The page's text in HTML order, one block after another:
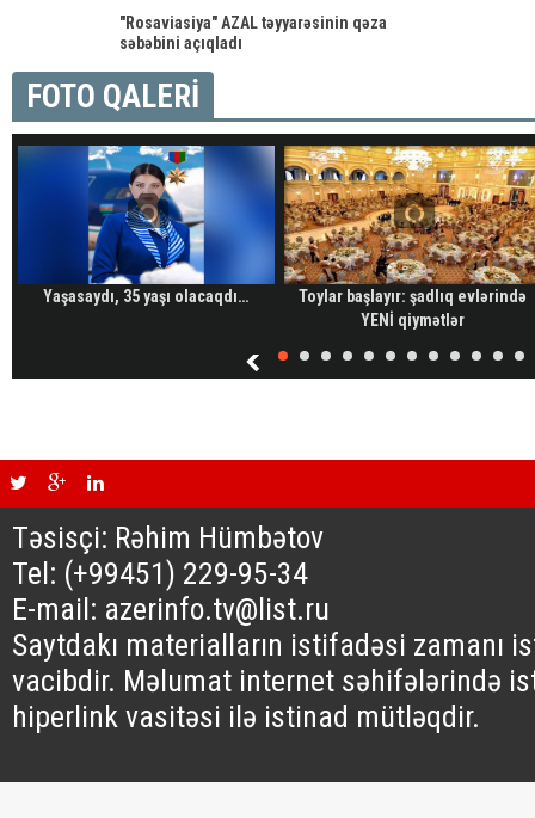
"Rosaviasiya" AZAL təyyarəsinin qəza
səbəbini açıqladı
FOTO QALERİ
Yaşasaydı, 35 yaşı olacaqdı…
Toylar başlayır: şadlıq evlərində
YENİ qiymətlər
Təsisçi: Rəhim Hümbətov
Tel: (+99451) 229-95-34
E-mail: azerinfo.tv@list.ru
Saytdakı materialların istifadəsi zamanı
vacibdir. Məlumat internet səhifələrində
hiperlink vasitəsi ilə istinad mütləqdir.